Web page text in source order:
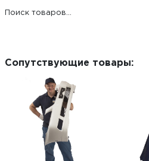
Поиск товаров...
Сопутствующие товары: